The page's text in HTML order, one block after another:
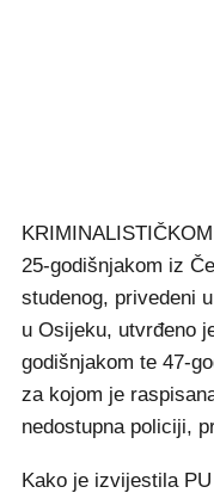
25-godišnjakom iz
studenog, privedeni
u Osijeku, utvrđeno
godišnjakom te 47-
za kojom je
nedostupna policiji,
Kako je izvijestila